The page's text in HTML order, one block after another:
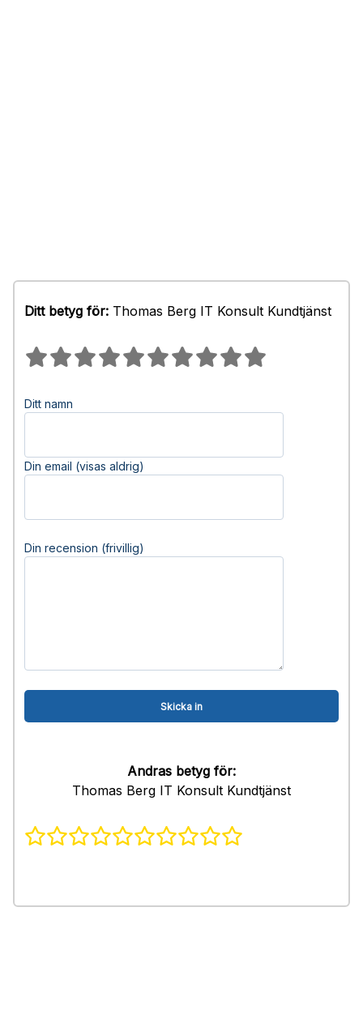
Ditt betyg för: Thomas Berg IT Konsult Kundtjänst
Ditt namn
Din email (visas aldrig)
Din recension (frivillig)
Andras betyg för:
Thomas Berg IT Konsult Kundtjänst